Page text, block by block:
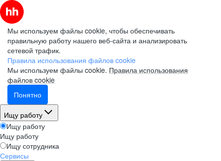
Мы используем файлы cookie, чтобы обеспечивать
правильную работу нашего веб-сайта и анализировать
сетевой трафик.
Правила использования файлов cookie
Мы используем файлы cookie. Правила использования
файлов cookie
Понятно
Ищу работу
Ищу работу
Ищу работу
Ищу сотрудника
Сервисы